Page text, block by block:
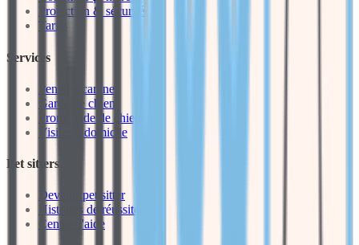
Protection & sécurité
Tarifs
Services
Pension canine
Garde de chien
Promenade de chien
Visites à domicile
Pet sitters
Devenir pet sitter
Histoires de réussite
Centre d'aide